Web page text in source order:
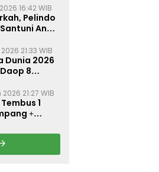
di Jawa
16:42 WIB
Pelindo
Anak
21:33 WIB
Dunia 2026
8
Ini
21:27 WIB
1
+